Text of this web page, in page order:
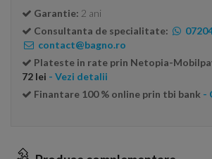
Garantie: 2 ani
Consultanta de specialitate:
contact@bagno.ro
Plateste in rate prin Netopia-
72 lei - Vezi detalii
Finantare 100 % online prin tbi bank -